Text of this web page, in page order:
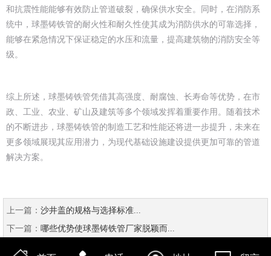
和抗震性能能够有效防止管道破裂，确保供水安全。同时，在消防系
统中，球墨铸铁管的耐火性和耐久性使其成为消防供水的可靠选择，
能够在紧急情况下保证稳定的水压和流量，提高建筑物的消防安全等
级。
综上所述，球墨铸铁管凭借其高强度、耐腐蚀、长寿命等优势，在市
政、工业、农业、矿山及建筑等多个领域发挥着重要作用。随着技术
的不断进步，球墨铸铁管的制造工艺和性能还将进一步提升，未来在
更多领域展现其应用潜力，为现代基础设施建设提供更加可靠的管道
解决方案。
上一篇： 沙井盖的规格与选择标准...
下一篇： 哪些优势使球墨铸铁管厂家脱颖而...